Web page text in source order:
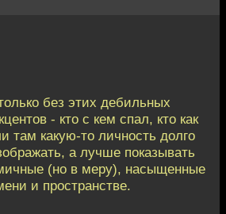
без этих дебильных
- кто с кем спал, кто как
там какую-то личность долго
а лучше показывать
(но в меру), насыщенные
и пространстве.